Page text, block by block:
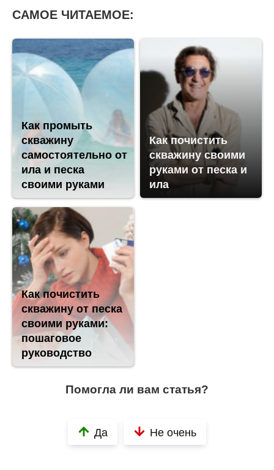
САМОЕ ЧИТАЕМОЕ:
Как промыть
скважину
самостоятельно от
ила и песка
своими руками
Как почистить
скважину своими
руками от песка и
ила
Как почистить
скважину от песка
своими руками:
пошаговое
руководство
Помогла ли вам статья?
Да Не очень